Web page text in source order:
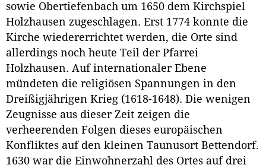
sowie Obertiefenbach um 1650 dem Kirchspiel
Holzhausen zugeschlagen. Erst 1774 konnte die
Kirche wiedererrichtet werden, die Orte sind
allerdings noch heute Teil der Pfarrei
Holzhausen. Auf internationaler Ebene
mündeten die religiösen Spannungen in den
Dreißigjährigen Krieg (1618-1648). Die wenigen
Zeugnisse aus dieser Zeit zeigen die
verheerenden Folgen dieses europäischen
Konfliktes auf den kleinen Taunusort Bettendorf.
1630 war die Einwohnerzahl des Ortes auf drei